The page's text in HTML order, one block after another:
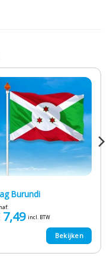
Burundi
7,49 incl. BTW
Bekijken